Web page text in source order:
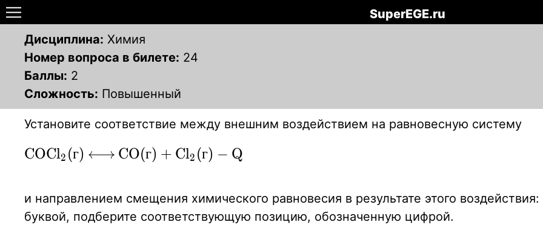
SuperEGE.ru
Дисциплина: Химия
Номер вопроса в билете: 24
Баллы: 2
Сложность: Повышенный
Установите соответствие между внешним воздействием на равновесную систему
\ce{COCl2(г)
COClX
2 (г) CO(г) + ClX
2 (г) − Q
и направлением смещения химического равновесия в результате этого
буквой, подберите соответствующую позицию, обозначенную цифрой.